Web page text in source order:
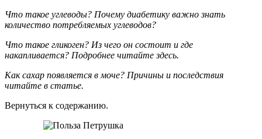
Что такое углеводы? Почему диабетику важно знать
количество потребляемых углеводов?
Что такое гликоген? Из чего он состоит и где
накапливается? Подробнее читайте здесь.
Как сахар появляется в моче? Причины и последствия
читайте в статье.
Вернуться к содержанию.